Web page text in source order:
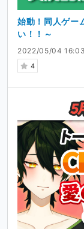
Vtuberのエン
定期的にエンタ
【コラボ】第一
・絵がへ...特徴
・昔作った同
た企画！
ちょっと気にな
って思った方
録ボタンを押し
Ci-enでの
Ci-enでは配信
2022/05/04 16:03
4
始動！同人ゲ
い！！～